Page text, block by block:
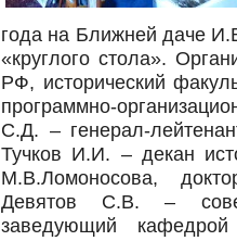
года на Ближней даче
«круглого стола».
РФ, исторический
программно-
С.Д. – генерал-
Тучков И.И. – декан
М.В.Ломоносова,
Девятов С.В. –
заведующий